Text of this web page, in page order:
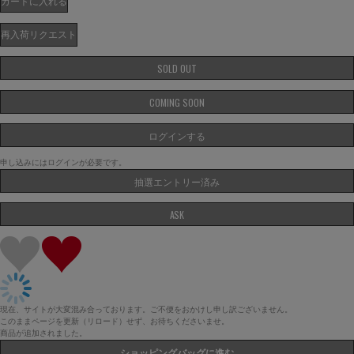
再入荷リクエスト
SOLD OUT
COMING SOON
ログインする
申し込みにはログインが必要です。
抽選エントリー済み
ASK
現在、サイトが大変混み合っております。ご不便をおかけし申し訳ございません。
このままページを更新（リロード）せず、お待ちくださいませ。
商品が追加されました。